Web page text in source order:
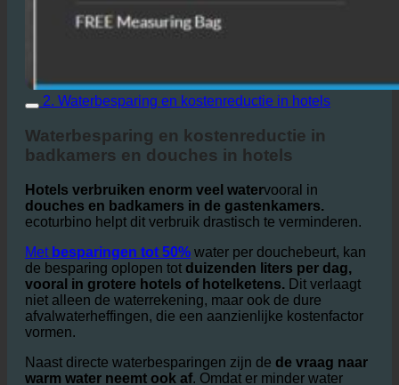
2. Waterbesparing en kostenreductie in hotels
Waterbesparing en kostenreductie in
badkamers en douches in hotels
Hotels verbruiken enorm veel water
douches en badkamers in de gastenkamers.
ecoturbino helpt dit verbruik drastisch te verminderen.
Met besparingen tot 50%water per douchebeurt, kan
de besparing oplopen totduizenden liters per dag,
vooral in grotere hotels of hotelketens.
afvalwaterheffingen, die een aanzienlijke kostenfactor
vormen.